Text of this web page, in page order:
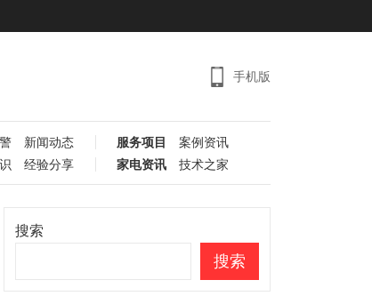
手机版
新闻动态 服务项目
案例资讯
经验分享 家电资讯 技术之家
搜索
搜索